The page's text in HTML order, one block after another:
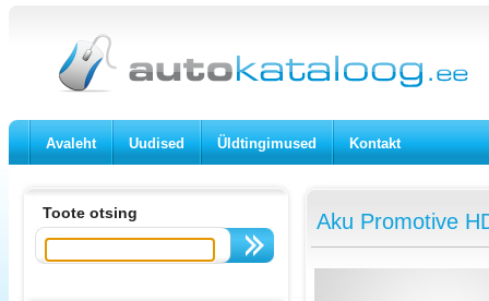
Avaleht Uudised Üldtingimused Kontakt
Toote otsing Aku Promotive